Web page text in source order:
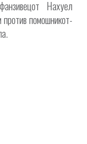
Нахуел
помошникот-